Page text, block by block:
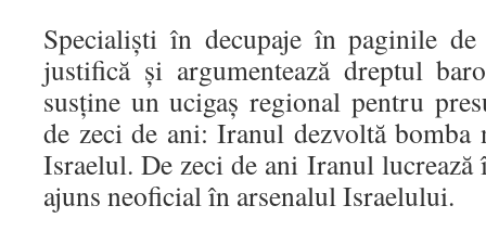
Specialiști în decupaje în paginile
justifică și argumentează dreptul
susține un ucigaș regional pentru
de zeci de ani: Iranul dezvoltă bomba
Israelul. De zeci de ani Iranul lucrează
ajuns neoficial în arsenalul Israelului.